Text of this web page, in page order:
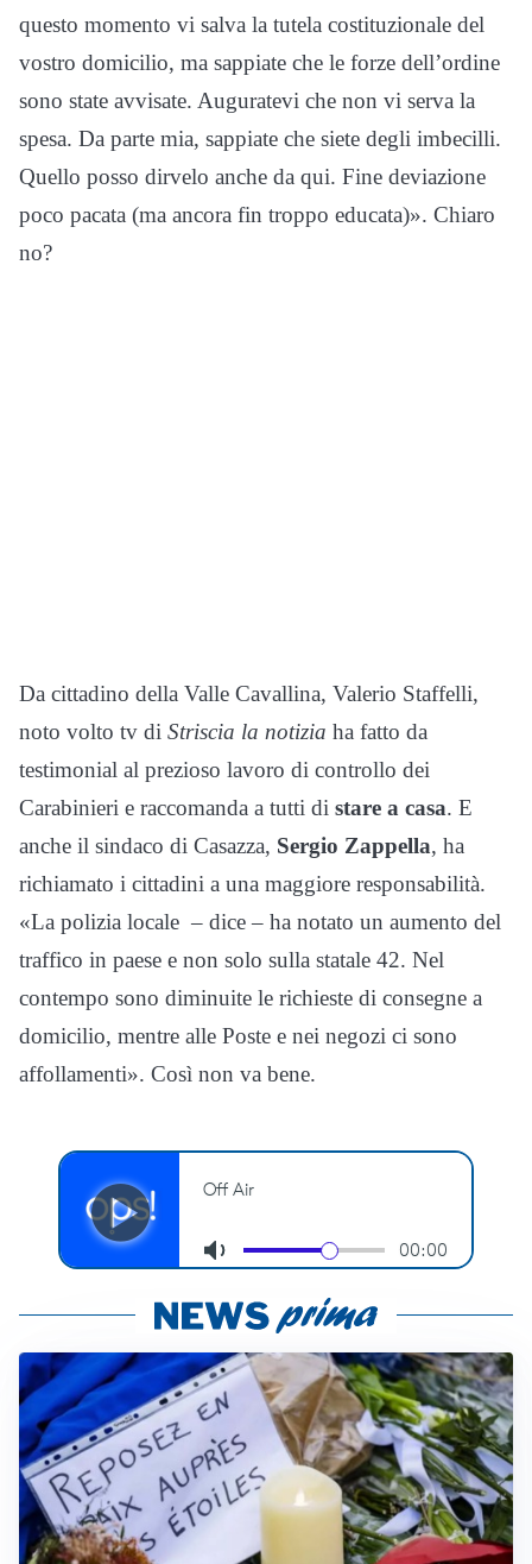
questo momento vi salva la tutela costituzionale del
vostro domicilio, ma sappiate che le forze dell’ordine
sono state avvisate. Auguratevi che non vi serva la
spesa. Da parte mia, sappiate che siete degli imbecilli.
Quello posso dirvelo anche da qui. Fine deviazione
poco pacata (ma ancora fin troppo educata)». Chiaro
no?
Da cittadino della Valle Cavallina, Valerio Staffelli,
noto volto tv di Striscia la notizia ha fatto da
testimonial al prezioso lavoro di controllo dei
Carabinieri e raccomanda a tutti di stare a casa. E
anche il sindaco di Casazza, Sergio Zappella, ha
richiamato i cittadini a una maggiore responsabilità.
«La polizia locale – dice – ha notato un aumento del
traffico in paese e non solo sulla statale 42. Nel
contempo sono diminuite le richieste di consegne a
domicilio, mentre alle Poste e nei negozi ci sono
affollamenti». Così non va bene.